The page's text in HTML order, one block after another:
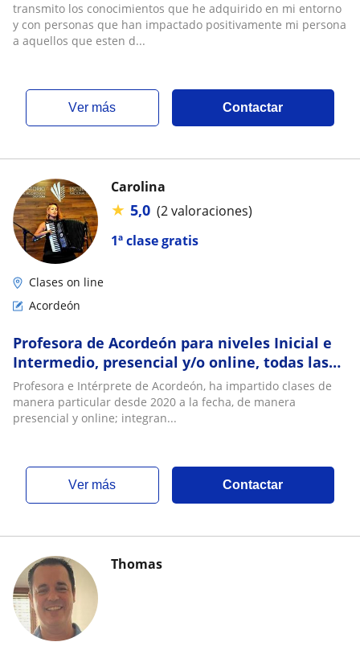
transmito los conocimientos que he adquirido en mi entorno
y con personas que han impactado positivamente mi persona
a aquellos que esten d...
ver más Contactar
1ª clase gratis
Carolina
★ 5,0 (2 valoraciones)
Clases on line
Acordeón
Profesora de Acordeón para niveles Inicial e
Intermedio, presencial y/o online, todas las
edades
Profesora e Intérprete de Acordeón, ha impartido clases de
manera particular desde 2020 a la fecha, de manera
presencial y online; integran...
ver más Contactar
Thomas